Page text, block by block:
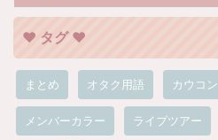
❤︎ タグ ❤︎
まとめ オタク用語 カウコン
メンバーカラー ライブツアー